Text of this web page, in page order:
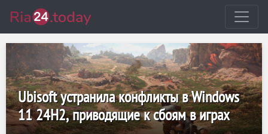
Ubisoft устранила конфликты в Windows
11 24H2, приводящие к сбоям в играх